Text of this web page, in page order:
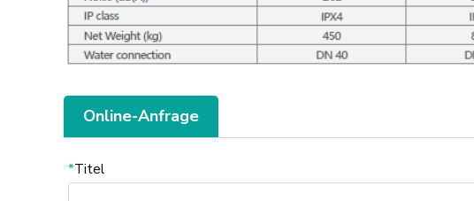
Online-Anfrage
*Titel